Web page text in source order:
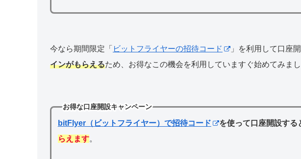
今なら期間限定「 ビットフライヤーの招待コード 」を利用して口座
インがもらえるため、お得なこの機会を利用していますぐ始めてみまし
お得な口座開設キャンペーン
bitFlyer（ビットフライヤー）で招待コード を使って口座開設する
らえます。